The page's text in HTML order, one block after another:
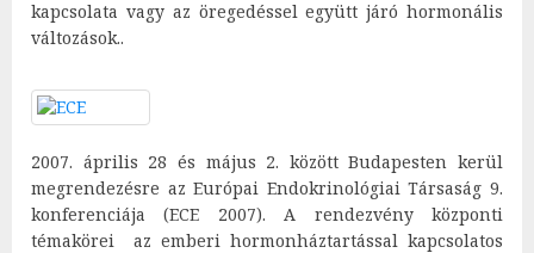
kapcsolata vagy az öregedéssel együtt járó hormonális
változások..
2007. április 28 és május 2. között Budapesten kerül
megrendezésre az Európai Endokrinológiai Társaság 9.
konferenciája (ECE 2007). A rendezvény központi
témakörei az emberi hormonháztartással kapcsolatos